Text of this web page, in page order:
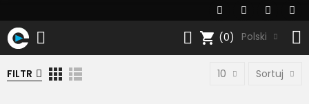
shopping_cart (0) Polski
FILTR 10 Sortuj